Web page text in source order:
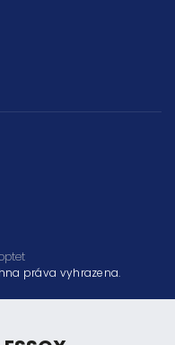
práva vyhrazena.